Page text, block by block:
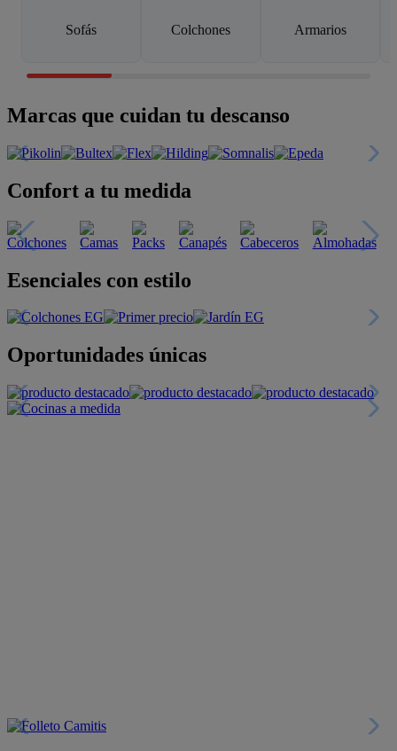
Sofás Colchones Armarios
Marcas que cuidan tu descanso
Confort a tu medida
Esenciales con estilo
Oportunidades únicas